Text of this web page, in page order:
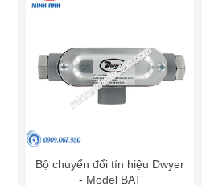
Bộ chuyển đổi tín hiệu Dwyer
- Model BAT